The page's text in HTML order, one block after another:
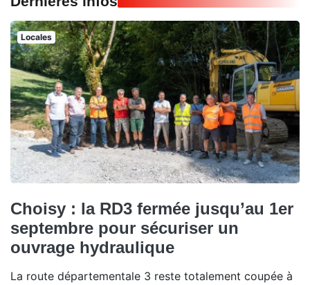
Locales
Choisy : la RD3 fermée jusqu’au 1er
septembre pour sécuriser un
ouvrage hydraulique
La route départementale 3 reste totalement coupée à